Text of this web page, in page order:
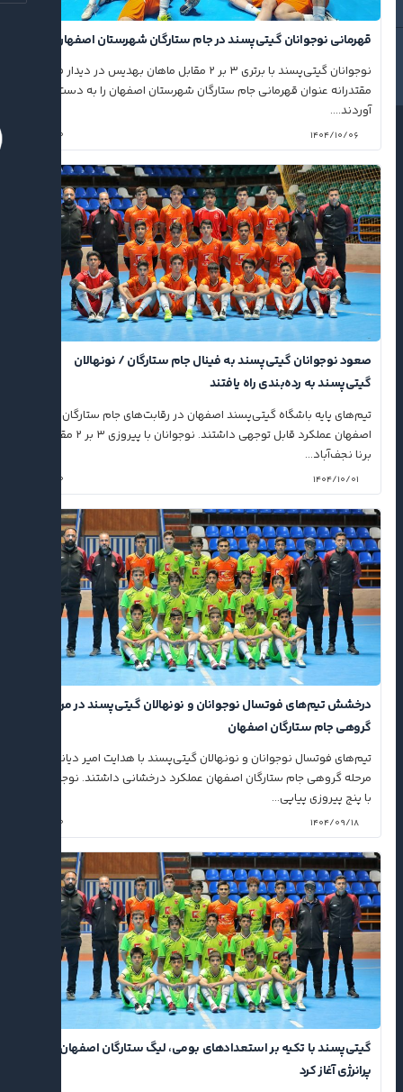
قهرمانی نوجوانان گیتی‌پسند در جام ستارگان شهرستان اصفهان
نوجوانان گیتی‌پسند با برتری ۳ بر ۲ مقابل ماهان بهدیس در دیدار فینال،
مقتدرانه عنوان قهرمانی جام ستارگان شهرستان اصفهان را به دست
آوردند....
۱۴۰۴/۱۰/۰۶ ۰
صعود نوجوانان گیتی‌پسند به فینال جام ستارگان / نونهالان
گیتی‌پسند به رده‌بندی راه یافتند
تیم‌های پایه باشگاه گیتی‌پسند اصفهان در رقابت‌های جام ستارگان شهر
اصفهان عملکرد قابل توجهی داشتند. نوجوانان با پیروزی ۳ بر ۲ مقابل
برنا نجف‌آباد...
۱۴۰۴/۱۰/۰۱ ۰
درخشش تیم‌های فوتسال نوجوانان و نونهالان گیتی‌پسند در مرحله
گروهی جام ستارگان اصفهان
تیم‌های فوتسال نوجوانان و نونهالان گیتی‌پسند با هدایت امیر دیانی در
مرحله گروهی جام ستارگان اصفهان عملکرد درخشانی داشتند. نوجوانان
با پنج پیروزی پیاپی...
۱۴۰۴/۰۹/۱۸ ۰
گیتی‌پسند با تکیه بر استعدادهای بومی، لیگ ستارگان اصفهان را
پرانرژی آغاز کرد